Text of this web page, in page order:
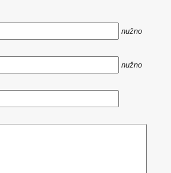
nužno
nužno